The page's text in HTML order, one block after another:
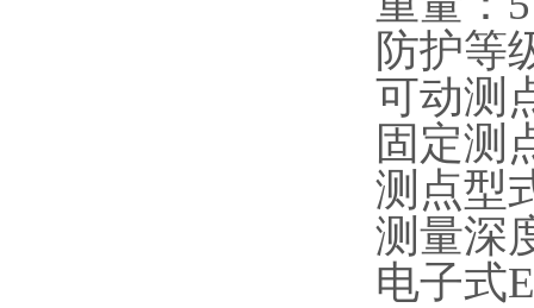
防护等
可动测
固定测
测点型
测量深
电子式E